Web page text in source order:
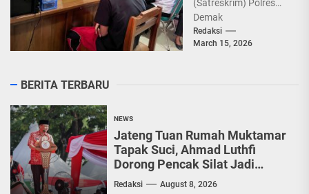
(Satreskrim) Polres
Demak
mengamankan tiga
remaja yang diduga
Redaksi
March 15, 2026
BERITA TERBARU
NEWS
Jateng Tuan Rumah Muktamar
Tapak Suci, Ahmad Luthfi
Dorong Pencak Silat Jadi
Penguat Persatuan Bangsa
Redaksi August 8, 2026